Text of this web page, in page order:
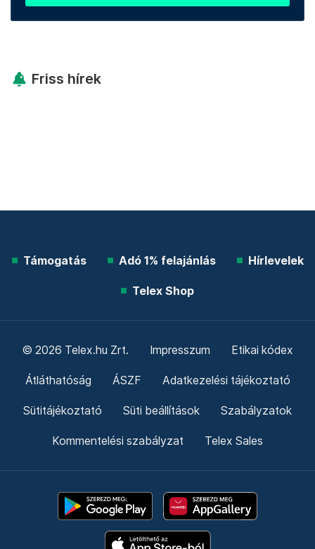
Friss hírek
Támogatás Adó 1% felajánlás Hírlevelek
Telex Shop
© 2026 Telex.hu Zrt. Impresszum Etikai kódex
Átláthatóság ÁSZF Adatkezelési tájékoztató
Sütitájékoztató Süti beállítások Szabályzatok
Kommentelési szabályzat Telex Sales